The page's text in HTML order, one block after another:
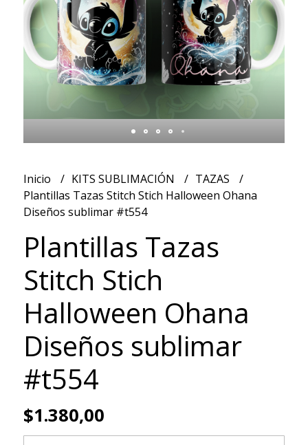
Inicio KITS SUBLIMACIÓN
TAZAS
Plantillas Tazas Stitch Stich Halloween Ohana
Diseños sublimar #t554
Plantillas Tazas
Stitch Stich
Halloween Ohana
Diseños sublimar
#t554
$1.380,00